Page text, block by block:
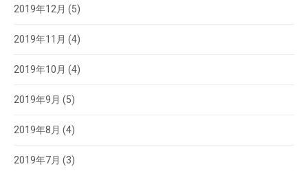
2019年12月 (5)
2019年11月 (4)
2019年10月 (4)
2019年9月 (5)
2019年8月 (4)
2019年7月 (3)